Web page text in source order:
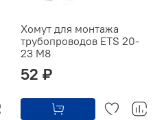
Хомут для монтажа
трубопроводов ETS 20-
23 M8
52 ₽